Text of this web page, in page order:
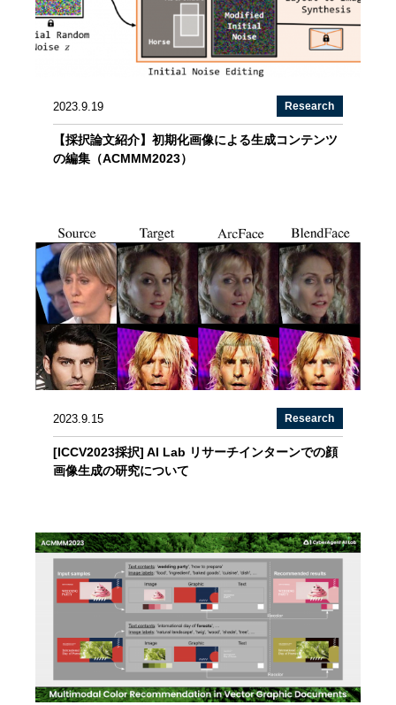
2023.9.19 Research
【採択論文紹介】初期化画像による生成コンテンツ
の編集（ACMMM2023）
2023.9.15 Research
[ICCV2023採択] AI Lab リサーチインターンでの顔
画像生成の研究について